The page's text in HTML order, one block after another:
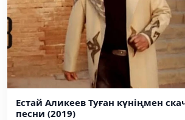
Естай Аликеев Туған күніңмен
песни (2019)